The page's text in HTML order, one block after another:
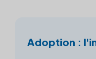
Adoption :